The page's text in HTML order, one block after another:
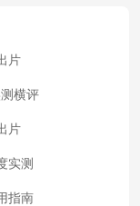
片
横评
片
实测
指南